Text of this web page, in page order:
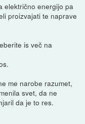
električno energijo pa
proizvajati te naprave
is več na
me narobe razumet,
svet, da ne
da je to res.